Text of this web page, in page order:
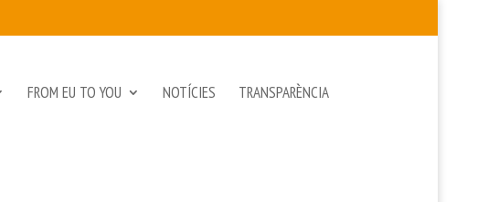
FROM EU TO YOU NOTÍCIES TRANSPARÈNCIA